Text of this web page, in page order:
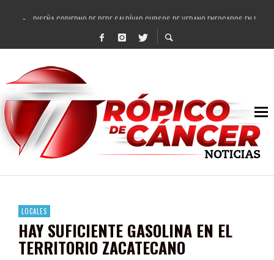
DISEÑA GOBIERNO DE PEPE SALDÍVAR CURSOS DE VERANO ENFOCADOS EN
REFRENDAN LOS 28 DELEGADOS Y 14 COMISARIADOS DE GUADALUPE APOYO A
FORTALECE GOBIERNO DE PEPE SALDÍVAR LA EDUCACIÓN EN LA ZACATECANA
GOBIERNO DE PEPE SALDÍVAR Y GRUPO FEMSA GENERAN MÁS DE 3 MIL EMPLEOS
CUARTA FERIA EXPO AGROPECUARIA TRAJO BENEFICIO DIRECTO A GUADALUPE:
RECONOCE PEPE SALDÍVAR A ARTISTA ZACATECANA VICTORIA HERNÁNDEZ
EGRESA GOBIERNO DE PEPE SALDÍVAR A 500 NUEVAS EMPRESARIAS
SON MUJERES GUADALUPENSES PRINCIPALES BENEFICIADAS DEL PROGRAMA
LOCALES
HAY SUFICIENTE GASOLINA EN EL
TERRITORIO ZACATECANO